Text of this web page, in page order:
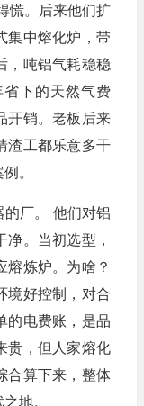
慌。后来他们扩
集中熔化炉，带
，吨铝气耗稳稳
下的天然气费
开销。老板后来
渣工都乐意多干
。
的厂。 他们对铝
。当初选型，
熔炼炉。为啥？
境好控制，对合
的电费账，是品
贵，但人家熔化
合算下来，整体
地。